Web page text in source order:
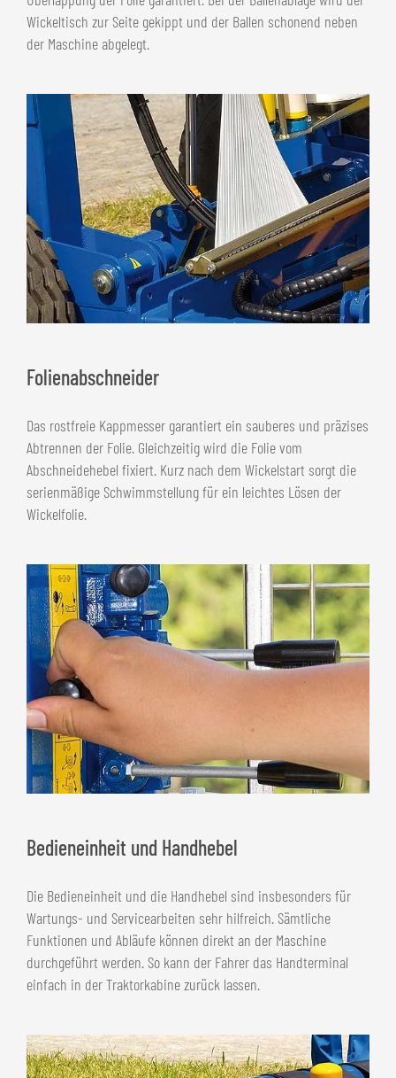
Wickeltisch zur Seite gekippt und der Ballen schonend neben
der Maschine abgelegt.
Folienabschneider
Das rostfreie Kappmesser garantiert ein sauberes und präzises
Abtrennen der Folie. Gleichzeitig wird die Folie vom
Abschneidehebel fixiert. Kurz nach dem Wickelstart sorgt die
serienmäßige Schwimmstellung für ein leichtes Lösen der
Wickelfolie.
Bedieneinheit und Handhebel
Die Bedieneinheit und die Handhebel sind insbesonders für
Wartungs- und Servicearbeiten sehr hilfreich. Sämtliche
Funktionen und Abläufe können direkt an der Maschine
durchgeführt werden. So kann der Fahrer das Handterminal
einfach in der Traktorkabine zurück lassen.